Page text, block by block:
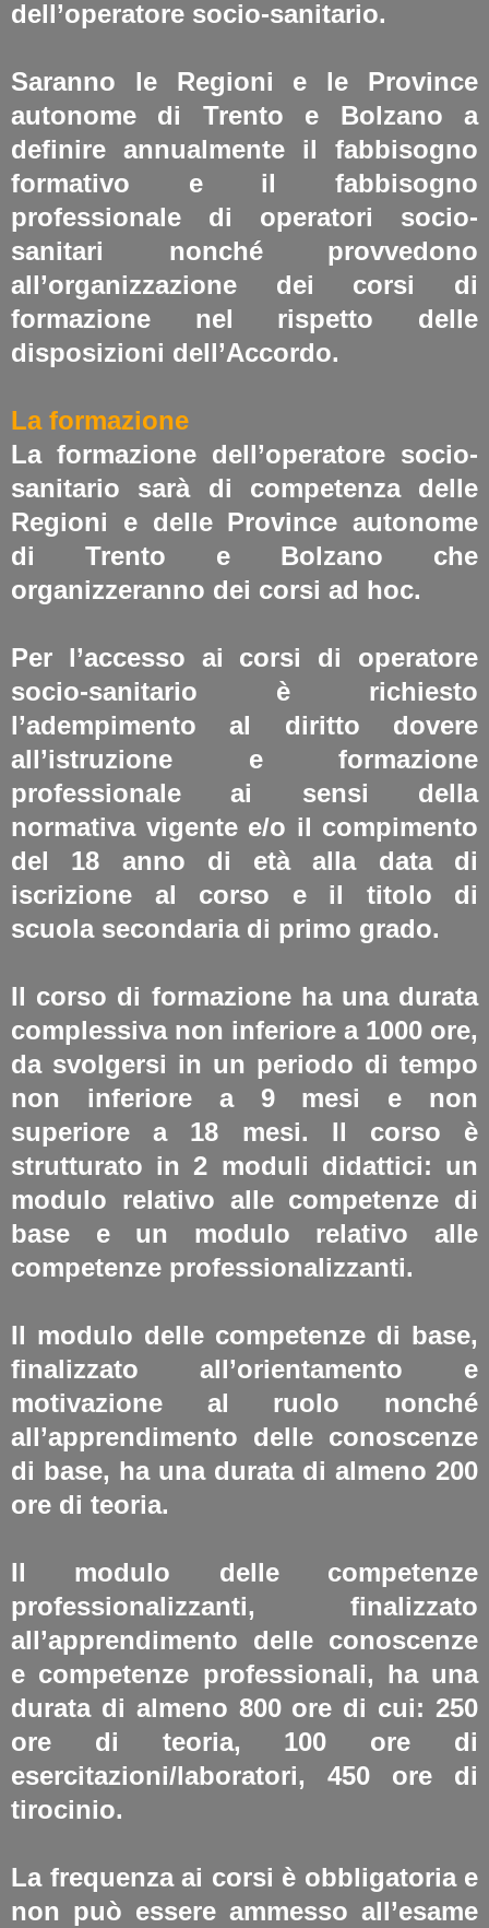
dell’operatore socio-sanitario.
Saranno le Regioni e le Province
autonome di Trento e Bolzano a
definire annualmente il fabbisogno
formativo e il fabbisogno
professionale di operatori socio-
sanitari nonché provvedono
all’organizzazione dei corsi di
formazione nel rispetto delle
disposizioni dell’Accordo.
La formazione
La formazione dell’operatore socio-
sanitario sarà di competenza delle
Regioni e delle Province autonome
di Trento e Bolzano che
organizzeranno dei corsi ad hoc.
Per l’accesso ai corsi di operatore
socio-sanitario è richiesto
l’adempimento al diritto dovere
all’istruzione e formazione
professionale ai sensi della
normativa vigente e/o il compimento
del 18 anno di età alla data di
iscrizione al corso e il titolo di
scuola secondaria di primo grado.
Il corso di formazione ha una durata
complessiva non inferiore a 1000 ore,
da svolgersi in un periodo di tempo
non inferiore a 9 mesi e non
superiore a 18 mesi. Il corso è
strutturato in 2 moduli didattici: un
modulo relativo alle competenze di
base e un modulo relativo alle
competenze professionalizzanti.
Il modulo delle competenze di base,
finalizzato all’orientamento e
motivazione al ruolo nonché
all’apprendimento delle conoscenze
di base, ha una durata di almeno 200
ore di teoria.
Il modulo delle competenze
professionalizzanti, finalizzato
all’apprendimento delle conoscenze
e competenze professionali, ha una
durata di almeno 800 ore di cui: 250
ore di teoria, 100 ore di
esercitazioni/laboratori, 450 ore di
tirocinio.
La frequenza ai corsi è obbligatoria e
non può essere ammesso all’esame